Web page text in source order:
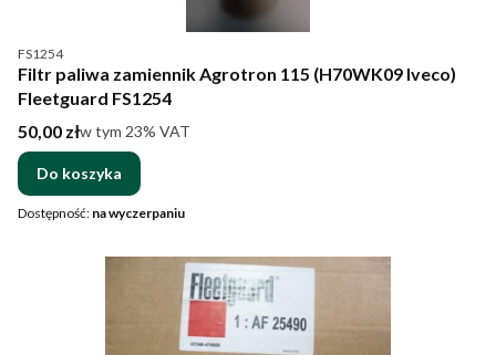
Kod produktu
FS1254
Filtr paliwa zamiennik Agrotron 115 (H70WK09 Iveco)
Fleetguard FS1254
Cena brutto
50,00 złw tym %s VAT
w tym 23% VAT
Do koszyka
Dostępność: na wyczerpaniu